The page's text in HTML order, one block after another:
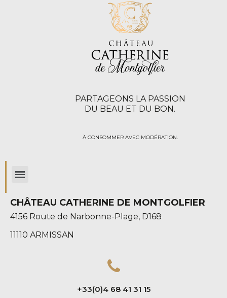
PARTAGEONS LA PASSION
DU BEAU ET DU BON.
À CONSOMMER AVEC MODÉRATION.
CHÂTEAU CATHERINE DE MONTGOLFIER
4156 Route de Narbonne-Plage, D168
11110 ARMISSAN
+33(0)4 68 41 31 15